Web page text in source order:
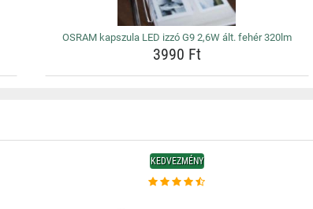
OSRAM kapszula LED izzó G9 2,6W ált. fehér 320lm
3990 Ft
KEDVEZMÉNY